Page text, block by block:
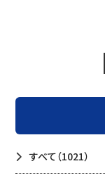
すべて（1021）